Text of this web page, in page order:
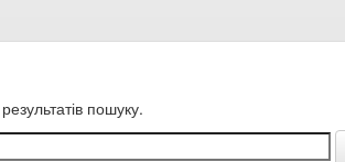
пошуку.